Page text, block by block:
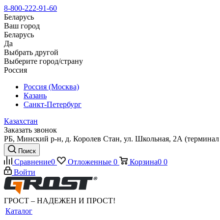
8-800-222-91-60
Беларусь
Ваш город
Беларусь
Да
Выбрать другой
Выберите город/страну
Россия
Россия (Москва)
Казань
Санкт-Петербург
Казахстан
Заказать звонок
РБ, Минский р-н, д. Королев Стан, ул. Школьная, 2А
Поиск
Сравнение0 Отложенные 0 Корзина0 0
Войти
ГРОСТ – НАДЕЖЕН И ПРОСТ!
Каталог